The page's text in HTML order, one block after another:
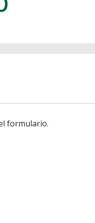
formulario.